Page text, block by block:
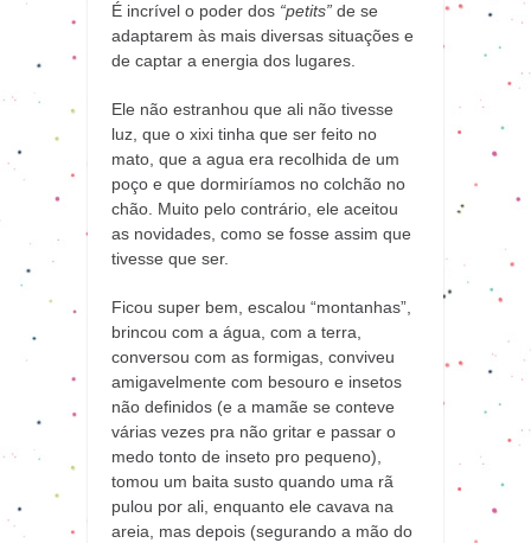
É incrível o poder dos “petits” de se
adaptarem às mais diversas situações e
de captar a energia dos lugares.
Ele não estranhou que ali não tivesse
luz, que o xixi tinha que ser feito no
mato, que a agua era recolhida de um
poço e que dormiríamos no colchão no
chão. Muito pelo contrário, ele aceitou
as novidades, como se fosse assim que
tivesse que ser.
Ficou super bem, escalou “montanhas”,
brincou com a água, com a terra,
conversou com as formigas, conviveu
amigavelmente com besouro e insetos
não definidos (e a mamãe se conteve
várias vezes pra não gritar e passar o
medo tonto de inseto pro pequeno),
tomou um baita susto quando uma rã
pulou por ali, enquanto ele cavava na
areia, mas depois (segurando a mão do